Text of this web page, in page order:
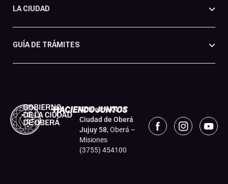
LA CIUDAD
GUÍA DE TRÁMITES
Gobierno de la
Ciudad de Oberá
Jujuy 58, Oberá –
Misiones
(3755) 454100